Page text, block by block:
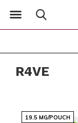
R4VE
19.5 MG/POUCH